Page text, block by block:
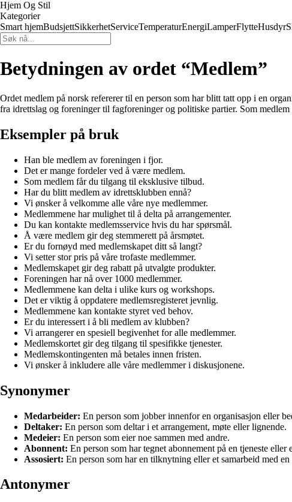
Hjem Og Stil
Kategorier
Smart hjemBudsjettSikkerhetServiceTemperaturEnergiLamperFlytteHusdyr
Betydningen av ordet “Medlem”
Ordet medlem på norsk refererer til en person som har blitt tatt opp i en
fra idrettslag og foreninger til fagforeninger og politiske partier. Som
Eksempler på bruk
Han ble medlem av foreningen i fjor.
Det er mange fordeler ved å være medlem.
Som medlem får du tilgang til eksklusive tilbud.
Har du blitt medlem av idrettsklubben ennå?
Vi ønsker å velkomme alle våre nye medlemmer.
Medlemmene har mulighet til å delta på arrangementer.
Du kan kontakte medlemsservice hvis du har spørsmål.
Å være medlem gir deg stemmerett på årsmøtet.
Er du fornøyd med medlemskapet ditt så langt?
Vi setter stor pris på våre trofaste medlemmer.
Medlemskapet gir deg rabatt på utvalgte produkter.
Foreningen har nå over 1000 medlemmer.
Medlemmene kan delta i ulike kurs og workshops.
Det er viktig å oppdatere medlemsregisteret jevnlig.
Medlemmene kan kontakte styret ved behov.
Er du interessert i å bli medlem av klubben?
Vi arrangerer en spesiell begivenhet for alle medlemmer.
Medlemskortet gir deg tilgang til spesifikke tjenester.
Medlemskontingenten må betales innen fristen.
Vi ønsker å inkludere alle våre medlemmer i diskusjonene.
Synonymer
Medarbeider: En person som jobber innenfor en organisasjon eller
Deltaker: En person som deltar i et arrangement, møte eller lignende.
Medeier: En person som eier noe sammen med andre.
Abonnent: En person som har tegnet abonnement på en tjeneste eller
Assosiert: En person som har en tilknytning eller et samarbeid med
Antonymer